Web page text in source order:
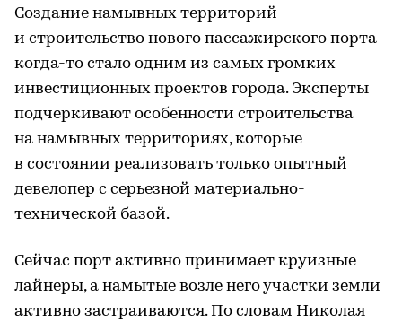
Создание намывных территорий
и строительство нового пассажирского порта
когда-то стало одним из самых громких
инвестиционных проектов города. Эксперты
подчеркивают особенности строительства
на намывных территориях, которые
в состоянии реализовать только опытный
девелопер с серьезной материально-
технической базой.
Сейчас порт активно принимает круизные
лайнеры, а намытые возле него участки земли
активно застраиваются. По словам Николая